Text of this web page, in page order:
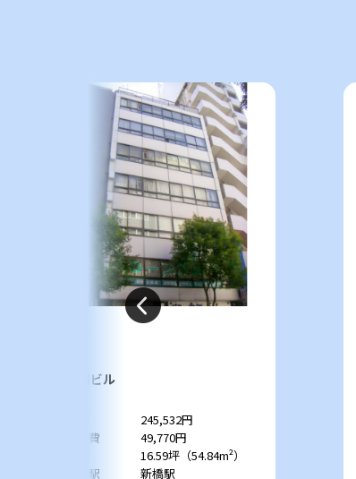
亀田ビル
245,532円
共益費
49,770円
16.59坪（54.84m²）
最寄駅
新橋駅